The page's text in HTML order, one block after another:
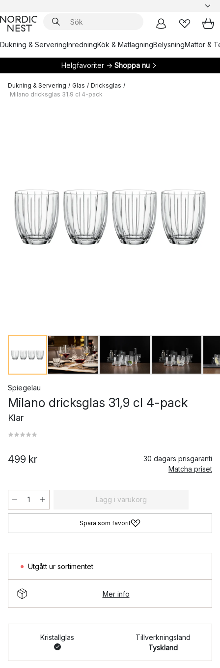
Dukning & ServeringInredningKök & MatlagningBelysningMattor &
Helgfavoriter → Shoppa nu
Dukning & Servering / Glas / Dricksglas /
Milano dricksglas 31,9 cl 4-pack
Spiegelau
Milano dricksglas 31,9 cl 4-pack
Klar
499 kr
30 dagars prisgaranti
Matcha priset
Lägg i varukorg
Spara som favorit
Utgått ur sortimentet
Mer info
Kristallglas
Tillverkningsland
Tyskland